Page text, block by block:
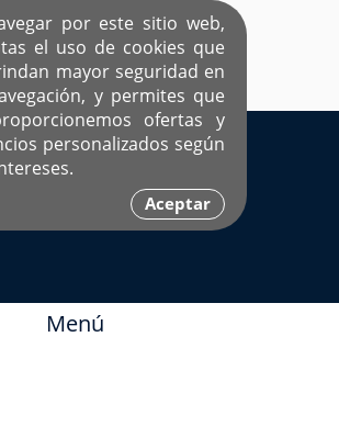
por este sitio web,
el uso de cookies que
mayor seguridad en
y permites que
ofertas y
personalizados según
Aceptar
SITIO DEDICADO A SOLTEROS
HISPANOS COMO TÚ
Ingresa aquí
Menú